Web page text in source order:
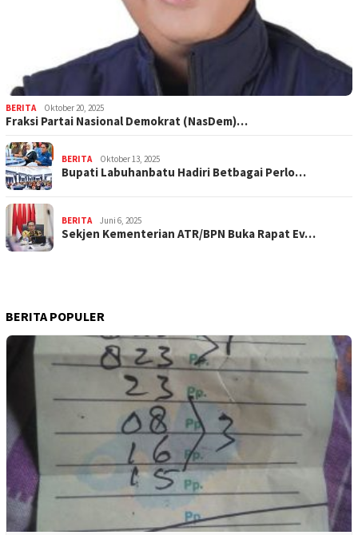
BERITA Oktober 20, 2025
Fraksi Partai Nasional Demokrat (NasDem)…
BERITA Oktober 13, 2025
Bupati Labuhanbatu Hadiri Betbagai Perlo…
BERITA Juni 6, 2025
Sekjen Kementerian ATR/BPN Buka Rapat Ev…
BERITA POPULER